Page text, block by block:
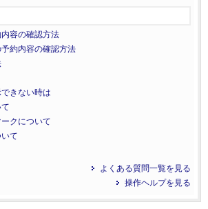
容の確認方法
約内容の確認方法
きない時は
クについて
て
よくある質問一覧を見る
操作ヘルプを見る